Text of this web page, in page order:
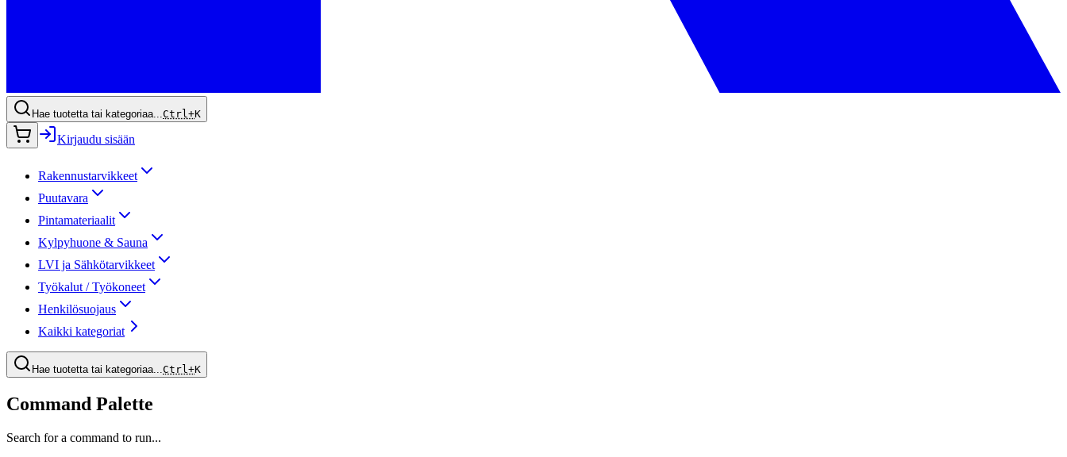
Hae tuotetta tai kategoriaa... Ctrl+K
Kirjaudu sisään
Rakennustarvikkeet
Puutavara
Pintamateriaalit
Kylpyhuone & Sauna
LVI ja Sähkötarvikkeet
Työkalut / Työkoneet
Henkilösuojaus
Kaikki kategoriat
Hae tuotetta tai kategoriaa... Ctrl+K
Command Palette
Search for a command to run...